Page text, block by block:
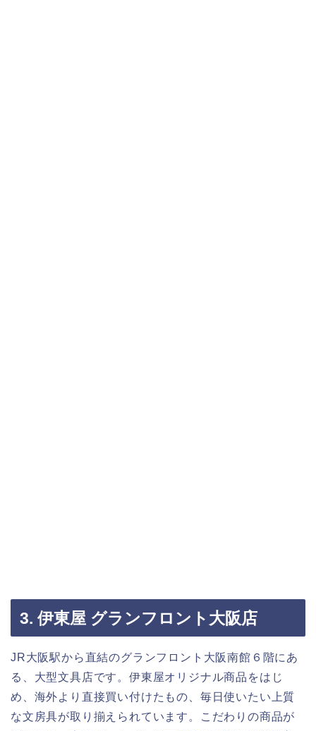
3. 伊東屋 グランフロント大阪店
JR大阪駅から直結のグランフロント大阪南館６階にあ
る、大型文具店です。伊東屋オリジナル商品をはじ
め、海外より直接買い付けたもの、毎日使いたい上質
な文房具が取り揃えられています。こだわりの商品が